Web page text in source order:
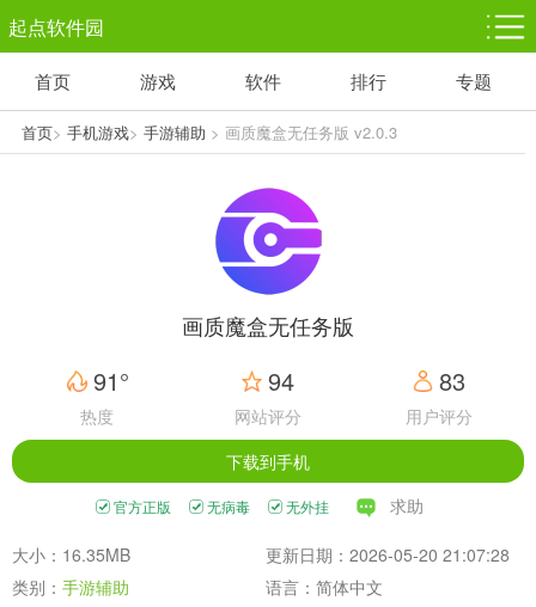
起点软件园
塔防游戏
1千+款游戏
休闲益智
1万+款游戏
体育竞技
5百+款游戏
赛车竞速
3百+款游戏
首页 游戏 软件 排行 专题
首页> 手机游戏> 手游辅助 > 画质魔盒无任务版 v2.0.3
画质魔盒无任务版
91°
热度
94
网站评分
83
用户评分
下载到手机
官方正版 无病毒 无外挂 求助
大小：16.35MB
更新日期：2026-05-20 21:07:28
类别： 手游辅助 语言：简体中文